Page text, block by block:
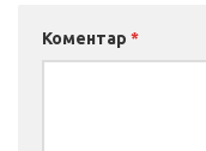
Коментар *